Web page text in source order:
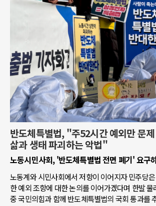
반도체특별법, "주52시간 예외만 문
삶과 생태 파괴하는 악법"
노동시민사회, '반도체특별법 전면 폐기' 요구
노동계와 시민사회에서 저항이 이어지자 민주당
한 예외 조항에 대한 논의를 이어가겠다며 한발
중 국민의힘과 함께 반도체특별법의 국회 통과를